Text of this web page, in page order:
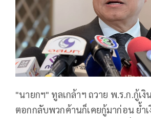
"นายกฯ" ทูลเกล้าฯ ถวาย พ.ร.ก.กู้เ
ตอกกลับพวกค้านก็เคยกู้มาก่อน ย้ำ